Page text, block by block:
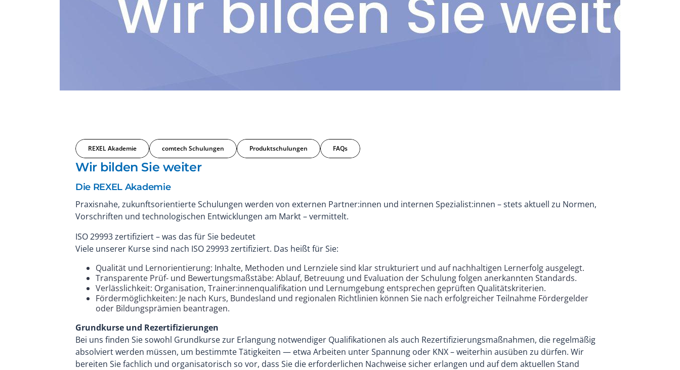
REXEL Akademie comtech Schulungen Produktschulungen FAQs
Wir bilden Sie weiter
Die REXEL Akademie
Praxisnahe, zukunftsorientierte Schulungen werden von externen Partner:innen und internen Spezialist:innen – stets aktuell zu Normen,
Vorschriften und technologischen Entwicklungen am Markt – vermittelt.
ISO 29993 zertifiziert – was das für Sie bedeutet
Viele unserer Kurse sind nach ISO 29993 zertifiziert. Das heißt für Sie:
Qualität und Lernorientierung: Inhalte, Methoden und Lernziele sind klar strukturiert und auf nachhaltigen Lernerfolg ausgelegt.
Transparente Prüf- und Bewertungsmaßstäbe: Ablauf, Betreuung und Evaluation der Schulung folgen anerkannten Standards.
Verlässlichkeit: Organisation, Trainer:innenqualifikation und Lernumgebung entsprechen geprüften Qualitätskriterien.
Fördermöglichkeiten: Je nach Kurs, Bundesland und regionalen Richtlinien können Sie nach erfolgreicher Teilnahme Fördergelder
oder Bildungsprämien beantragen.
Grundkurse und Rezertifizierungen
Bei uns finden Sie sowohl Grundkurse zur Erlangung notwendiger Qualifikationen als auch Rezertifizierungsmaßnahmen, die regelmäßig
absolviert werden müssen, um bestimmte Tätigkeiten — etwa Arbeiten unter Spannung oder KNX – weiterhin ausüben zu dürfen. Wir
bereiten Sie fachlich und organisatorisch so vor, dass Sie die erforderlichen Nachweise sicher erlangen und auf dem aktuellen Stand